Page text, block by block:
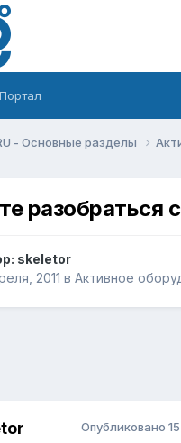
Портал
- Основные разделы
разобраться
skeletor
2011 в Активное
Опубликовано